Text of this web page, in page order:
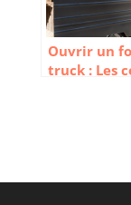
Ouvrir un
truck : Les